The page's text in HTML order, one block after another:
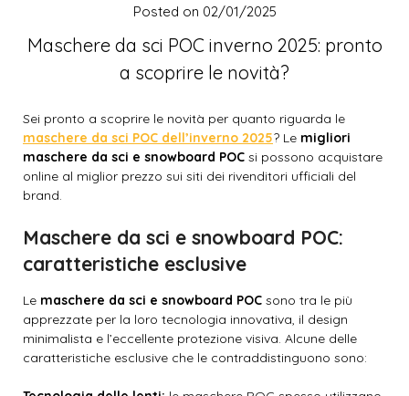
Maschere da sci POC inverno 2025: pronto
a scoprire le novità?
Posted on 02/01/2025
Sei pronto a scoprire le novità per quanto riguarda le
maschere da sci POC dell’inverno 2025? Le migliori
maschere da sci e snowboard POC si possono acquistare
online al miglior prezzo sui siti dei rivenditori ufficiali del
brand.
Maschere da sci e snowboard POC:
caratteristiche esclusive
Le maschere da sci e snowboard POC sono tra le più
apprezzate per la loro tecnologia innovativa, il design
minimalista e l’eccellente protezione visiva. Alcune delle
caratteristiche esclusive che le contraddistinguono sono: